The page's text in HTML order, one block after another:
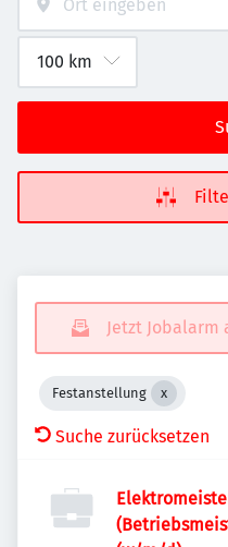
Jetzt Jobalarm
Festanstellung
Suche zurücksetzen